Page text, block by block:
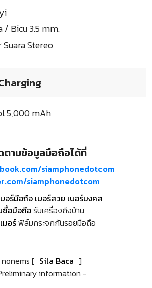
/ Bicu 3.5 mm.
Stereo
5,000 mAh
ตามข้อมูลมือถือได้ที่
siamphonedotcom
siamphonedotcom
อร์มือถือ เบอร์สวย เบอร์มงคล
ซื้อมือถือรับเครื่องถึงบ้าน
มอร์ฟิล์มกระจกกันรอยมือถือ
[ Sila Baca ]
information -